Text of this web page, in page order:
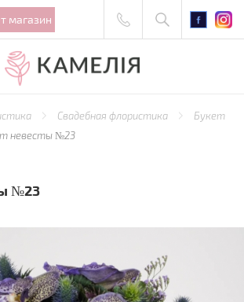
магазин
Свадебная флористика
Букет
невесты №23
№23